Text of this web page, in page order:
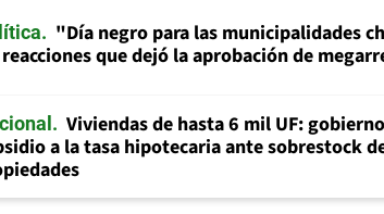
"Día negro para las municipalidades
que dejó la aprobación de
Viviendas de hasta 6 mil UF:
a la tasa hipotecaria ante sobrestock